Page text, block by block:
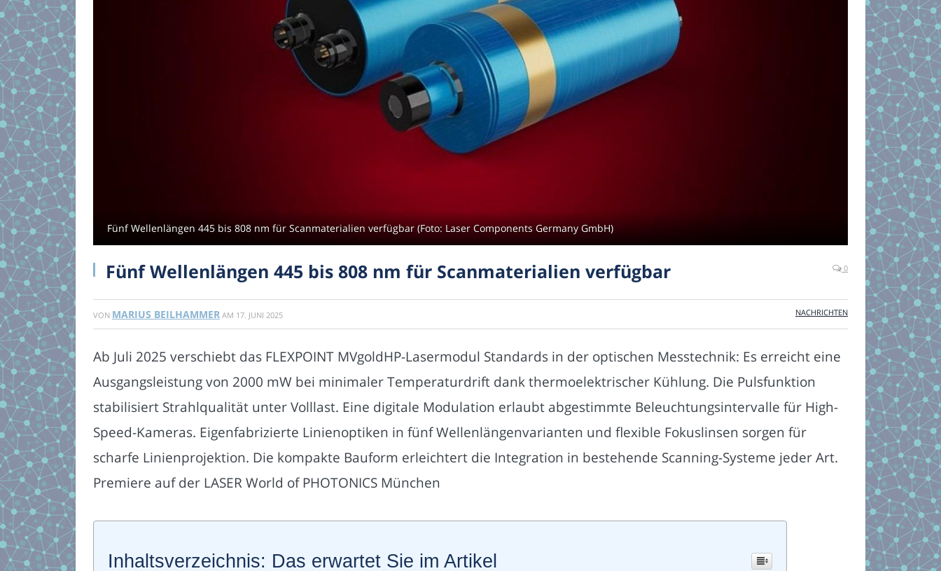
Fünf Wellenlängen 445 bis 808 nm für Scanmaterialien verfügbar (Foto: Laser Components Germany GmbH)
Fünf Wellenlängen 445 bis 808 nm für Scanmaterialien verfügbar 0
VON MARIUS BEILHAMMER AM 17. JUNI 2025 NACHRICHTEN
Ab Juli 2025 verschiebt das FLEXPOINT MVgoldHP-Lasermodul Standards in der optischen Messtechnik: Es erreicht eine
Ausgangsleistung von 2000 mW bei minimaler Temperaturdrift dank thermoelektrischer Kühlung. Die Pulsfunktion
stabilisiert Strahlqualität unter Volllast. Eine digitale Modulation erlaubt abgestimmte Beleuchtungsintervalle für High-
Speed-Kameras. Eigenfabrizierte Linienoptiken in fünf Wellenlängenvarianten und flexible Fokuslinsen sorgen für
scharfe Linienprojektion. Die kompakte Bauform erleichtert die Integration in bestehende Scanning-Systeme jeder Art.
Premiere auf der LASER World of PHOTONICS München
Inhaltsverzeichnis: Das erwartet Sie im Artikel